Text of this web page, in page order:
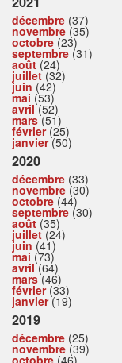
décembre (37)
novembre (35)
octobre (23)
septembre (31)
août (24)
juillet(32)
juin (42)
mai (53)
avril(52)
mars(51)
février(25)
janvier(50)
2020
décembre (33)
novembre (30)
octobre (44)
septembre (30)
août (35)
juillet(24)
juin (41)
mai (73)
avril(64)
mars(46)
février(33)
janvier(19)
2019
décembre (25)
novembre (39)
octobre (46)